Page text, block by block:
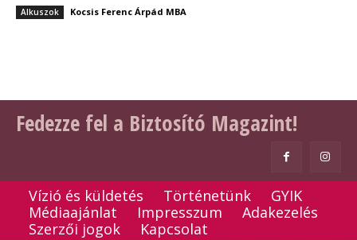
Alkuszok Kocsis Ferenc Árpád MBA
Fedezze fel a Biztosító Magazint!
Vízió és küldetés Történetünk
GYIK
Médiaajánlat
Impresszum
Adakezelés
Szerzői jogok
Kapcsolat